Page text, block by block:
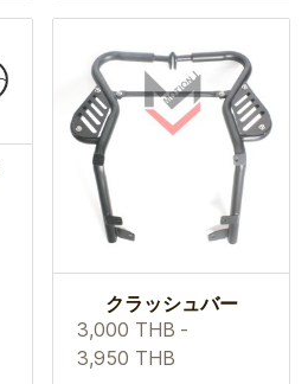
クラッシュバー
3,000 THB -
3,950 THB